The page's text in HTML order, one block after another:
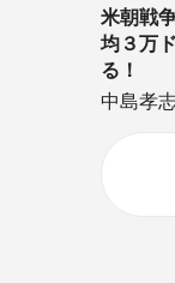
米朝戦
均３万
る！
中島孝